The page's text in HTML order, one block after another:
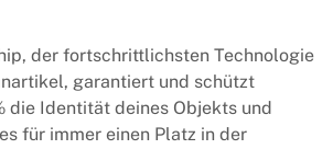
der fortschrittlichsten Technologie
garantiert und schützt
die Identität deines Objekts und
für immer einen Platz in der